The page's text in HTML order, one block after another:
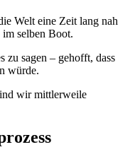
Welt eine Zeit lang nah
selben Boot.
zu sagen – gehofft, dass
würde.
wir mittlerweile